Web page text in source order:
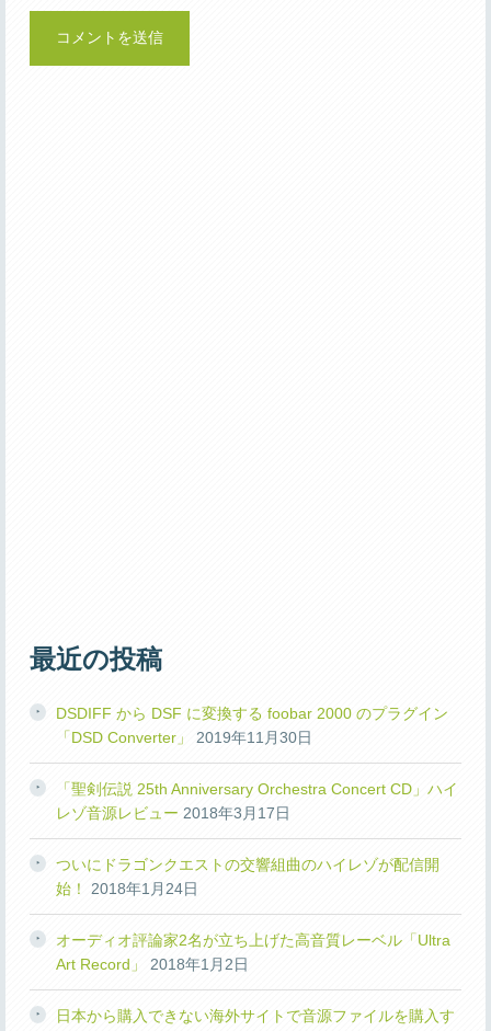
最近の投稿
DSDIFF から DSF に変換する foobar 2000 のプラグイン
「DSD Converter」
2019年11月30日
「聖剣伝説 25th Anniversary Orchestra Concert CD」ハイ
レゾ音源レビュー 2018年3月17日
ついにドラゴンクエストの交響組曲のハイレゾが配信開
始！
2018年1月24日
オーディオ評論家2名が立ち上げた高音質レーベル「Ultra
Art Record」
2018年1月2日
日本から購入できない海外サイトで音源ファイルを購入す